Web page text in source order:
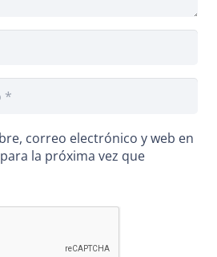
correo electrónico y web en
la próxima vez que